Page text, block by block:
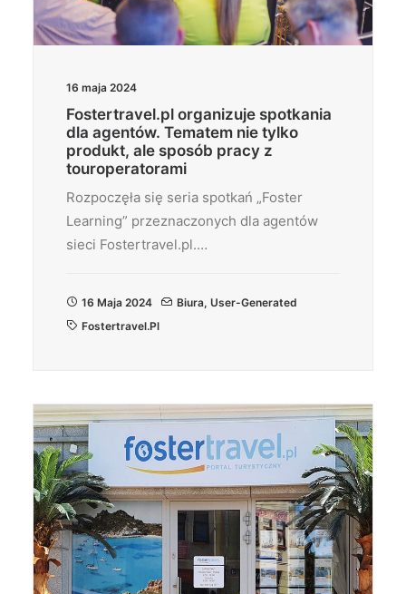
16 maja 2024
Fostertravel.pl organizuje spotkania
dla agentów. Tematem nie tylko
produkt, ale sposób pracy z
touroperatorami
Rozpoczęła się seria spotkań „Foster
Learning” przeznaczonych dla agentów
sieci Fostertravel.pl.…
16 Maja 2024 Biura, User-Generated
Fostertravel.pl